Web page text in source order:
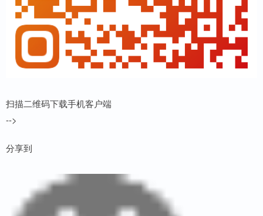
扫描二维码下载手机客户端
-->
分享到